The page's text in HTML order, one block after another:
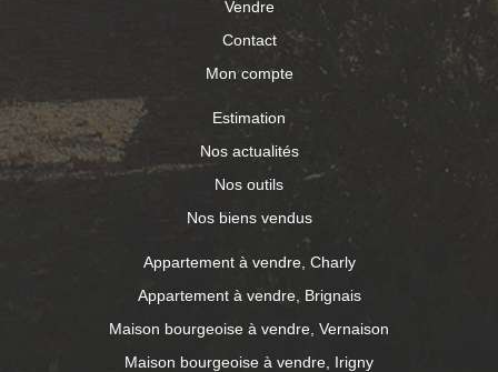
Vendre
Contact
Mon compte
Estimation
Nos actualités
Nos outils
Nos biens vendus
Appartement à vendre, Charly
Appartement à vendre, Brignais
Maison bourgeoise à vendre, Vernaison
Maison bourgeoise à vendre, Irigny